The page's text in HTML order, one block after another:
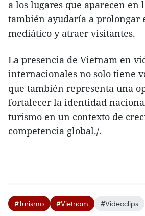
a los lugares que aparecen en
también ayudaría a prolongar
mediático y atraer visitantes.
La presencia de Vietnam en
internacionales no solo tiene
que también representa una
fortalecer la identidad
turismo en un contexto de
competencia global./.
#Turismo #Vietnam #Videoclips